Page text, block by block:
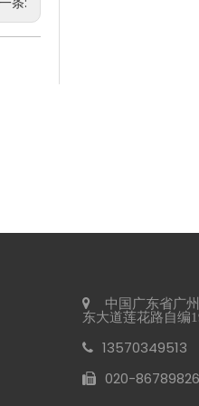
中国广东省广
东大道莲花路自编
13570349513
020-86789826​​​​​​​